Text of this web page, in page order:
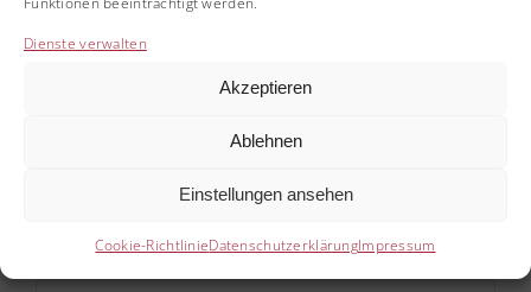
Dienste verwalten
Akzeptieren
Ablehnen
Einstellungen ansehen
Cookie-RichtlinieDatenschutzerklärungImpressum
Dauerhafte Haarentfernung